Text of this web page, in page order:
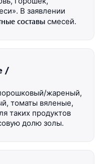
В заявлении
составы смесей.
/
жареный,
томаты вяленые,
таких продуктов
долю золы.